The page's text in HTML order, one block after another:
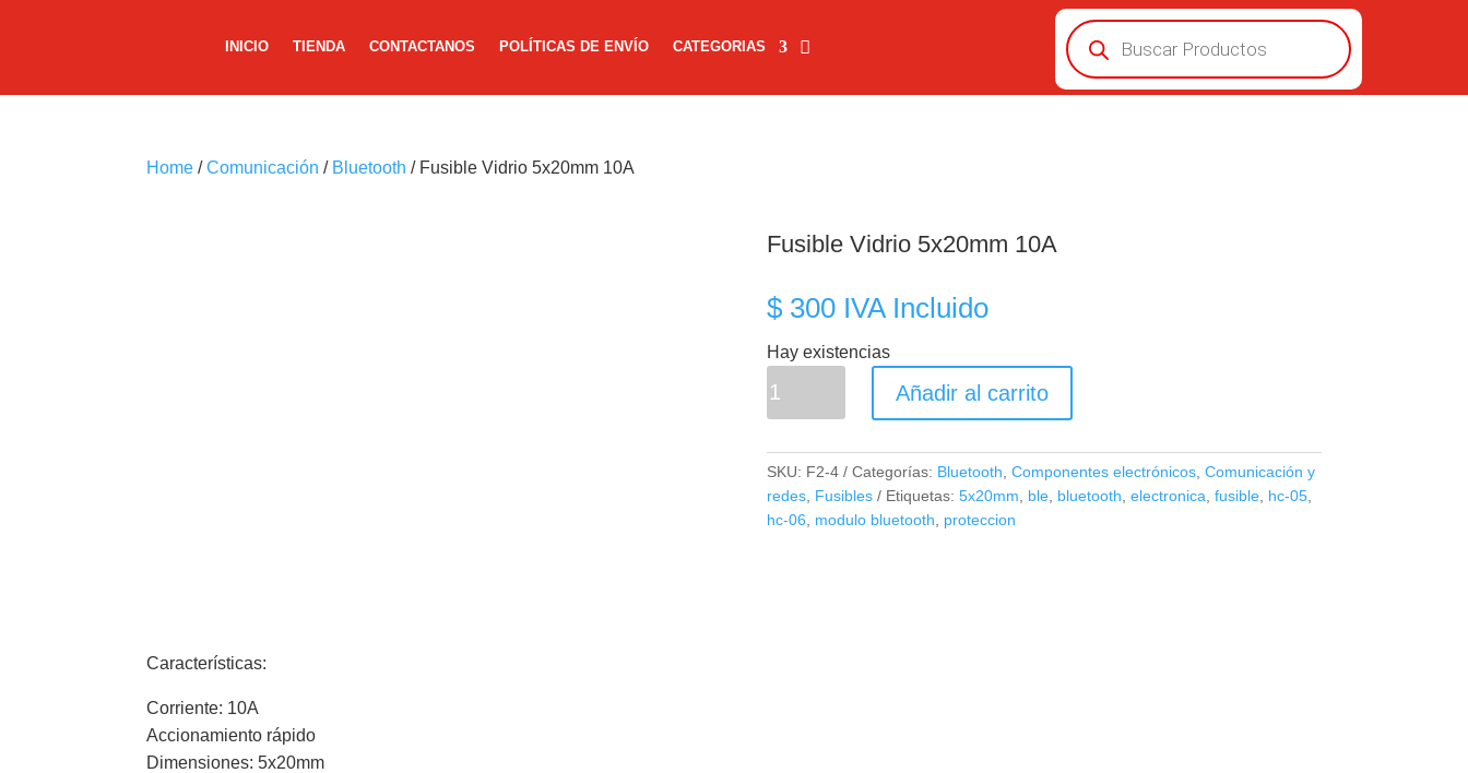
INICIO TIENDA CONTACTANOS POLÍTICAS DE ENVÍO CATEGORIAS
Búsqueda
de
productos
Home /Comunicación / Bluetooth / Fusible Vidrio 5x20mm 10A
Fusible Vidrio 5x20mm 10A
$300 IVA Incluido
Hay existencias
Vidrio
cantidad
Añadir al carrito
SKU: F2-4 Categorías: Bluetooth Componentes electrónicos, Comunicación y
redes, Fusibles Etiquetas: 5x20mm ble, bluetooth electronica fusible, hc-05,
hc-06
modulo bluetooth proteccion
Características:
Corriente: 10A
Accionamiento rápido
Dimensiones: 5x20mm